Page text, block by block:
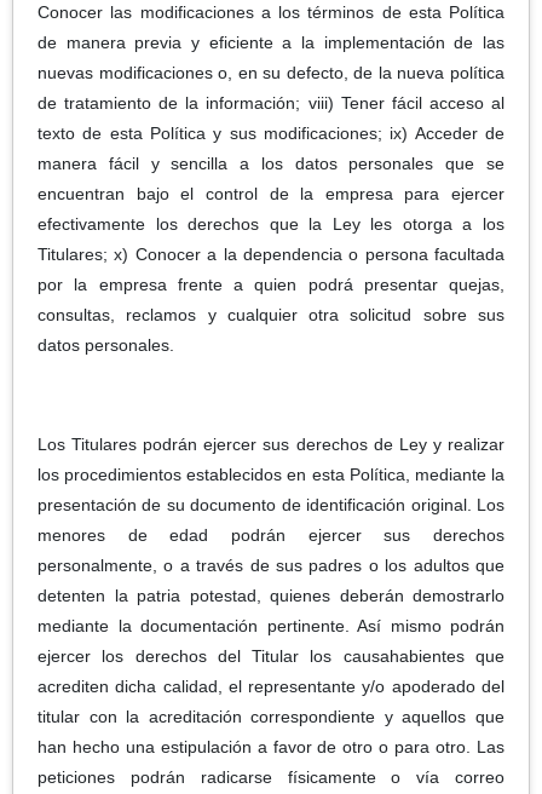
Conocer las modificaciones a los términos de esta Política
de manera previa y eficiente a la implementación de las
nuevas modificaciones o, en su defecto, de la nueva política
de tratamiento de la información; viii) Tener fácil acceso al
texto de esta Política y sus modificaciones; ix) Acceder de
manera fácil y sencilla a los datos personales que se
encuentran bajo el control de la empresa para ejercer
efectivamente los derechos que la Ley les otorga a los
Titulares; x) Conocer a la dependencia o persona facultada
por la empresa frente a quien podrá presentar quejas,
consultas, reclamos y cualquier otra solicitud sobre sus
datos personales.
Los Titulares podrán ejercer sus derechos de Ley y realizar
los procedimientos establecidos en esta Política, mediante la
presentación de su documento de identificación original. Los
menores de edad podrán ejercer sus derechos
personalmente, o a través de sus padres o los adultos que
detenten la patria potestad, quienes deberán demostrarlo
mediante la documentación pertinente. Así mismo podrán
ejercer los derechos del Titular los causahabientes que
acrediten dicha calidad, el representante y/o apoderado del
titular con la acreditación correspondiente y aquellos que
han hecho una estipulación a favor de otro o para otro. Las
peticiones podrán radicarse físicamente o vía correo